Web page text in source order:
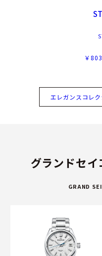
￥
エレガンスコレ
グランドセ
GRAND